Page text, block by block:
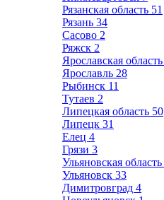
Рязанская область 51
Рязань 34
Сасово 2
Ряжск 2
Ярославская область
Ярославль 28
Рыбинск 11
Тутаев 2
Липецкая область 50
Липецк 31
Елец 4
Грязи 3
Ульяновская область
Ульяновск 33
Димитровград 4